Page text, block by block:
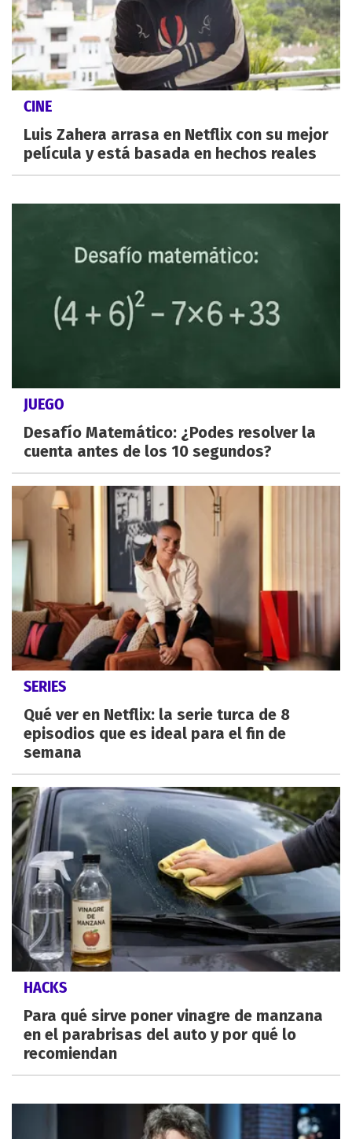
CINE
Luis Zahera arrasa en Netflix con su mejor
película y está basada en hechos reales
JUEGO
Desafío Matemático: ¿Podes resolver la
cuenta antes de los 10 segundos?
SERIES
Qué ver en Netflix: la serie turca de 8
episodios que es ideal para el fin de
semana
HACKS
Para qué sirve poner vinagre de manzana
en el parabrisas del auto y por qué lo
recomiendan